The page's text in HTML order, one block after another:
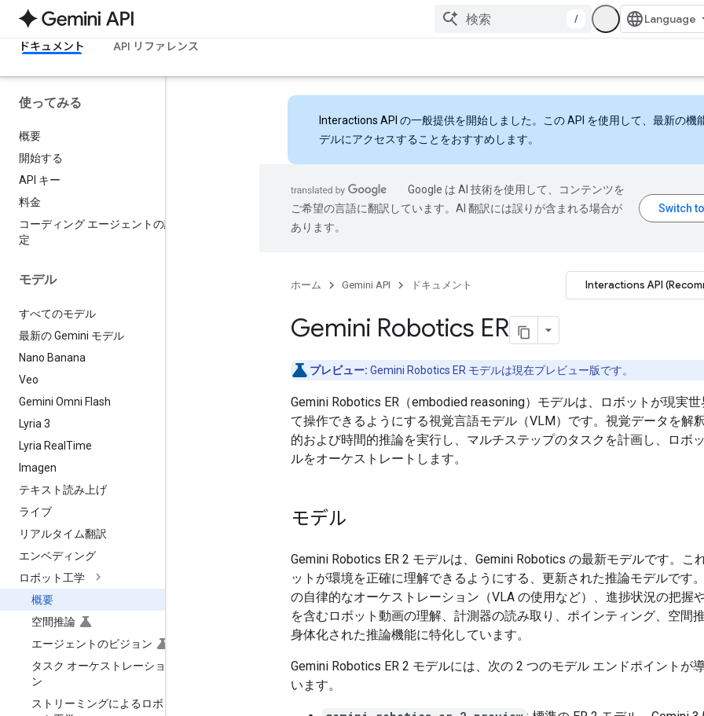
/
ドキュメント API リファレンス
使ってみる
概要
開始する
API キー
料金
コーディング エージェントの設
定
モデル
すべてのモデル
最新の Gemini モデル
Nano Banana
Veo
Gemini Omni Flash
Lyria 3
Lyria Real Time
Imagen
テキスト読み上げ
ライブ
リアルタイム翻訳
エンベディング
ロボット工学
概要
空間推論
エージェントのビジョン
タスク オーケストレーショ
ン
ストリーミングによるロボ
Interactions API の一般提供を開始しました。この API を使用して、最新の機
デルにアクセスすることをおすすめします。
Google は AI 技術を使用して、コンテンツを
ご希望の言語に翻訳しています。AI 翻訳には誤りが含まれる場合が
あります。
ホーム Gemini API ドキュメント Interactions API
Gemini Robotics ER
プレビュー: Gemini Robotics ER モデルは現在プレビュー版です。
Gemini Robotics ER（embodied reasoning）モデルは、ロボットが現実世
て操作できるようにする視覚言語モデル（VLM）です。視覚データを解
的および時間的推論を実行し、マルチステップのタスクを計画し、ロボ
ルをオーケストレートします。
モデル
Gemini Robotics ER 2 モデルは、Gemini Robotics の最新モデルです。こ
ットが環境を正確に理解できるようにする、更新された推論モデルです
の自律的なオーケストレーション（VLA の使用など）、進捗状況の把握
を含むロボット動画の理解、計測器の読み取り、ポインティング、空間推
身体化された推論機能に特化しています。
Gemini Robotics ER 2 モデルには、次の 2 つのモデル エンドポイントが
います。